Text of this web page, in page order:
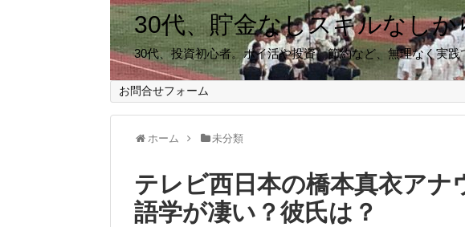
30代、貯金なしスキルなし
30代、投資初心者。ポイ活や投資、節約など、無理なく実践
お問合せフォーム
ホーム 未分類
テレビ西日本の橋本真衣アナ
語学が凄い？彼氏は？